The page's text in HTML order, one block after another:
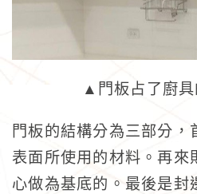
▲門板占了廚
門板的結構分為三部分，
表面所使用的材料。再來
心做為基底的。最後是封